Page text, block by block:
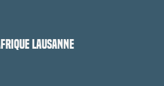
Lausanne